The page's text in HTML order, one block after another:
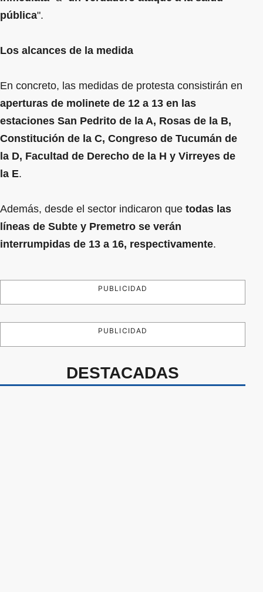
pública".
Los alcances de la medida
En concreto, las medidas de protesta consistirán en
aperturas de molinete de 12 a 13 en las
estaciones San Pedrito de la A, Rosas de la B,
Constitución de la C, Congreso de Tucumán de
la D, Facultad de Derecho de la H y Virreyes de
la E.
Además, desde el sector indicaron que todas las
líneas de Subte y Premetro se verán
interrumpidas de 13 a 16, respectivamente.
PUBLICIDAD
PUBLICIDAD
DESTACADAS